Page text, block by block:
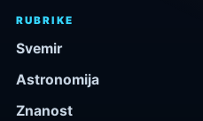
RUBRIKE
Svemir
Astronomija
Znanost